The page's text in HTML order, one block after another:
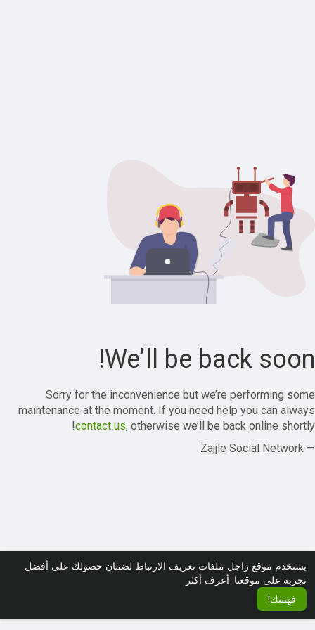
يستخدم موقع زاجل ملفات تعريف الارتباط لضمان حصولك على أفضل
تجربة على موقعنا. أعرف أكثر
فهمتك!
We’ll be back soon!
Sorry for the inconvenience but we’re performing some
maintenance at the moment. If you need help you can always
contact us, otherwise we’ll be back online shortly!
— Zajjle Social Network